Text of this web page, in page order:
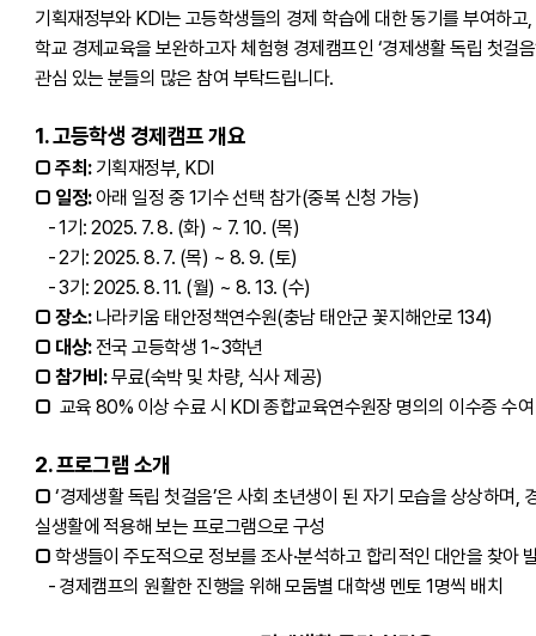
기획재정부와 KDI는 고등학생들의 경제 학습에 대한 동기를 부여하고,
학교 경제교육을 보완하고자 체험형 경제캠프인 ‘경제생활 독립 첫걸
관심 있는 분들의 많은 참여 부탁드립니다.
1. 고등학생 경제캠프 개요
□ 주최:기획재정부, KDI
□ 일정:아래 일정 중 1기수 선택 참가(중복 신청 가능)
- 1기: 2025. 7. 8. (화) ~ 7. 10. (목)
- 2기: 2025. 8. 7. (목) ~ 8. 9. (토)
- 3기: 2025. 8. 11. (월) ~ 8. 13. (수)
□ 장소:나라키움 태안정책연수원(충남 태안군 꽃지해안로 134)
□ 대상:전국 고등학생 1~3학년
□ 참가비:무료(숙박 및 차량, 식사 제공)
□ 교육 80% 이상 수료 시 KDI 종합교육연수원장 명의의 이수증 수여
2.프로그램 소개
□‘경제생활 독립 첫걸음’은 사회 초년생이 된 자기 모습을 상상하며,
실생활에 적용해 보는 프로그램으로 구성
□학생들이 주도적으로 정보를 조사·분석하고 합리적인 대안을 찾아
- 경제캠프의 원활한 진행을 위해 모둠별 대학생 멘토 1명씩 배치